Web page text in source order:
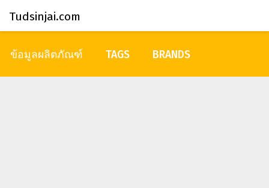
Tudsinjai.com
ข้อมูลผลิตภัณฑ์ TAGS BRANDS